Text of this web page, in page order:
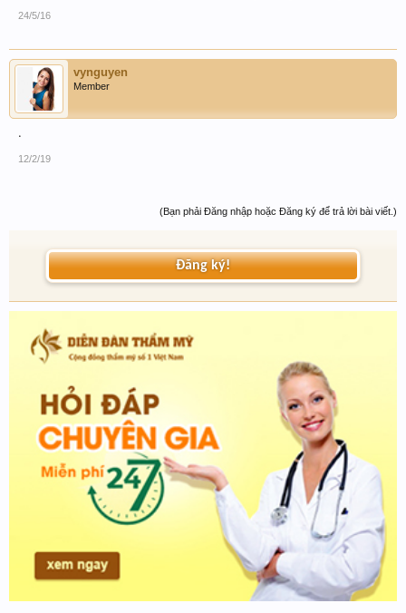
24/5/16
vynguyen
Member
.
12/2/19
(Bạn phải Đăng nhập hoặc Đăng ký để trả lời bài viết.)
Đăng ký!